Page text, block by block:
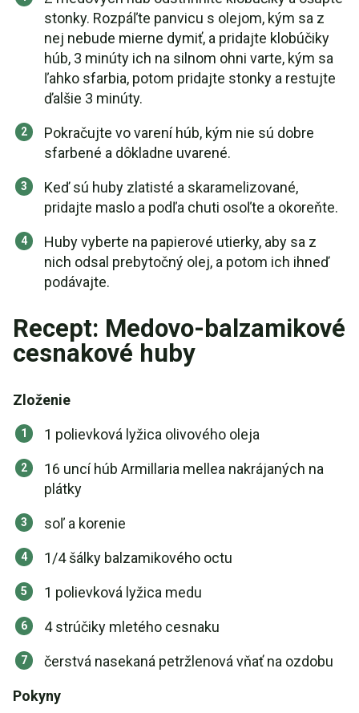
stonky. Rozpáľte panvicu s olejom, kým sa z
nej nebude mierne dymiť, a pridajte klobúčiky
húb, 3 minúty ich na silnom ohni varte, kým sa
ľahko sfarbia, potom pridajte stonky a restujte
ďalšie 3 minúty.
Pokračujte vo varení húb, kým nie sú dobre
sfarbené a dôkladne uvarené.
Keď sú huby zlatisté a skaramelizované,
pridajte maslo a podľa chuti osoľte a okoreňte.
Huby vyberte na papierové utierky, aby sa z
nich odsal prebytočný olej, a potom ich ihneď
podávajte.
Recept: Medovo-balzamikové
cesnakové huby
Zloženie
1 polievková lyžica olivového oleja
16 uncí húb Armillaria mellea nakrájaných na
plátky
soľ a korenie
1/4 šálky balzamikového octu
1 polievková lyžica medu
4 strúčiky mletého cesnaku
čerstvá nasekaná petržlenová vňať na ozdobu
Pokyny